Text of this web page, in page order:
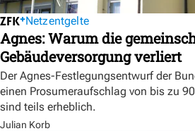
Netzentgelte
Agnes: Warum die
Gebäudeversorgung verliert
Der Agnes-Festlegungsentwurf der
einen Prosumeraufschlag von bis zu
sind teils erheblich.
Julian Korb